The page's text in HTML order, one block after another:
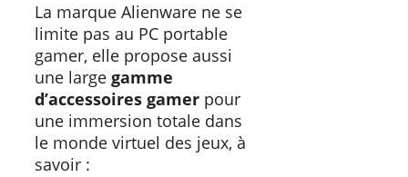
La marque Alienware ne se
limite pas au PC portable
gamer, elle propose aussi
une large gamme
d’accessoires gamer pour
une immersion totale dans
le monde virtuel des jeux, à
savoir :